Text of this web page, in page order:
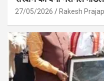
27/05/2026 Rakesh